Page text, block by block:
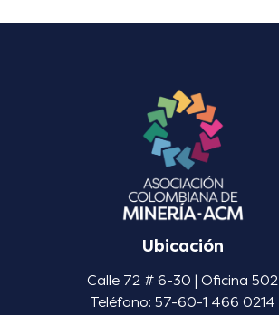
Ubicación
Calle 72 # 6-30 | Oficina 502
Teléfono: 57-60-1 466 0214